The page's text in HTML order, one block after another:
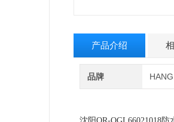
产品介绍
品牌